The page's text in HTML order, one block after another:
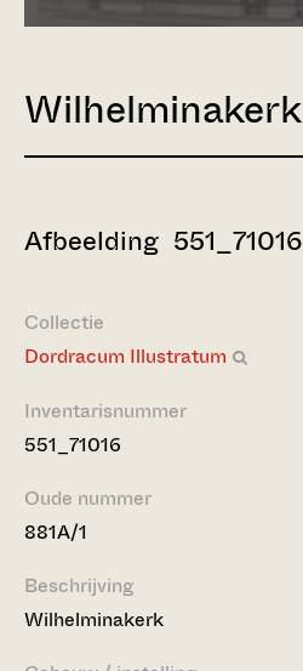
Wilhelminakerk
Afbeelding 551_71016
Collectie
Dordracum Illustratum
Inventarisnummer
551_71016
Oude nummer
881A/1
Beschrijving
Wilhelminakerk